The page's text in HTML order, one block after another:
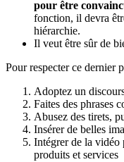
pour être
fonction, il devra
hiérarchie.
Il veut être sûr de
Pour respecter ce dernier
Adoptez un
Faites des phrases
Abusez des tirets,
Insérer de belles
Intégrer de la vidéo
produits et services